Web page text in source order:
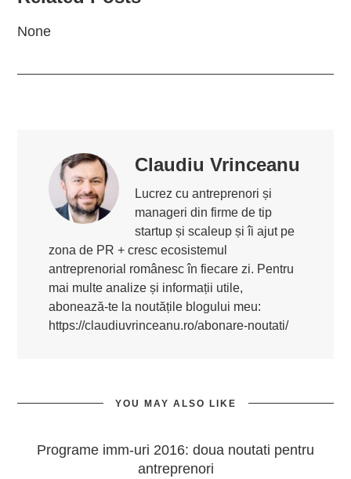
None
Claudiu Vrinceanu
Lucrez cu antreprenori și
manageri din firme de tip
startup și scaleup și îi ajut pe
zona de PR + cresc ecosistemul
antreprenorial românesc în fiecare zi. Pentru
mai multe analize și informații utile,
abonează-te la noutățile blogului meu:
https://claudiuvrinceanu.ro/abonare-noutati/
YOU MAY ALSO LIKE
Programe imm-uri 2016: doua noutati pentru
antreprenori